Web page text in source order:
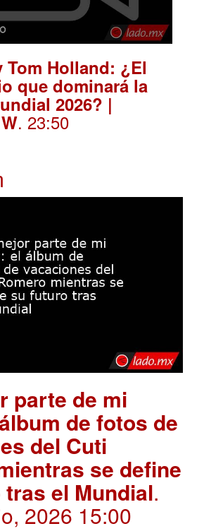
Tom Holland: ¿El
que dominará la
2026? |
. 23:50
parte de mi
de fotos de
del Cuti
se define
el Mundial.
2026 15:00